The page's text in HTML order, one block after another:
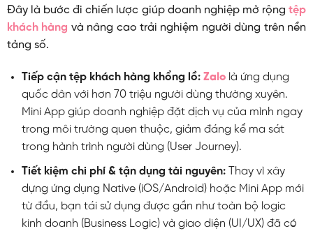
Đây là bước đi chiến lược giúp doanh nghiệp mở rộngtệp
khách hàng và nâng cao trải nghiệm người dùng trên nền
tảng số.
Tiếp cận tệp khách hàng khổng lồ: Zalolà ứng dụng
quốc dân với hơn 70 triệu người dùng thường xuyên.
Mini App giúp doanh nghiệp đặt dịch vụ của mình ngay
trong môi trường quen thuộc, giảm đáng kể ma sát
trong hành trình người dùng (User Journey).
Tiết kiệm chi phí & tận dụng tài nguyên:Thay vì xây
dựng ứng dụng Native (iOS/Android) hoặc Mini App mới
từ đầu, bạn tái sử dụng được gần như toàn bộ logic
kinh doanh (Business Logic) và giao diện (UI/UX) đã có